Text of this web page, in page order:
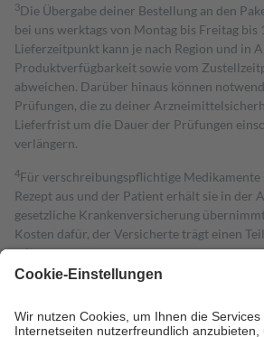
3Die Übergabe deiner Bestellung an den
bei uns werktags von Montag bis Freitag bis
Lieferzeitpunkt kann je nach Region und in
Produktverfügbarkeit sowie vom
abweichen. Darüber hinaus können
Prüfungen, die zu deiner
Lieferfrist um die Dauer der Prüfungen
verlängern.
4Für verschreibungspflichtige
Rezept aus und der Patient erhält sie in der
gesetzliche Krankenversicherung
Kosten dafür, der Versicherte trägt einen
mit.
Grundsätzlich leisten Mitglieder
höchstens zehn Euro.
Es sind jedoch nie
Kosten der Leistung zu entrichten.